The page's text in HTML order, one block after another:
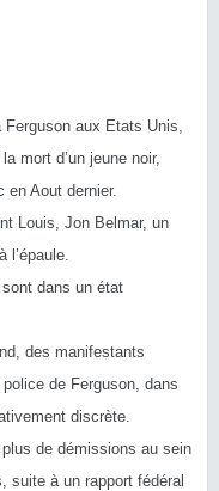
aux Etats Unis,
mort d’un jeune noir,
en Aout dernier.
Louis, Jon Belmar, un
l’épaule.
dans un état
des manifestants
de Ferguson, dans
discrète.
de démissions au sein
suite à un rapport fédéral